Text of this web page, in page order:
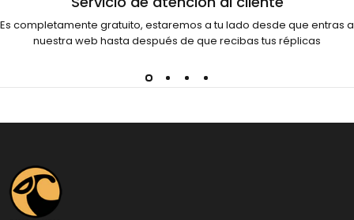
Es completamente gratuito, estaremos a tu lado desde que entras a
nuestra web hasta después de que recibas tus réplicas
Dinosauria Creatures